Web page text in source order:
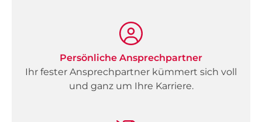
Persönliche Ansprechpartner
Ihr fester Ansprechpartner kümmert sich voll
und ganz um Ihre Karriere.